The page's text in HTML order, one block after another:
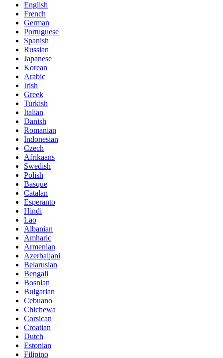
English
French
German
Portuguese
Spanish
Russian
Japanese
Korean
Arabic
Irish
Greek
Turkish
Italian
Danish
Romanian
Indonesian
Czech
Afrikaans
Swedish
Polish
Basque
Catalan
Esperanto
Hindi
Lao
Albanian
Amharic
Armenian
Azerbaijani
Belarusian
Bengali
Bosnian
Bulgarian
Cebuano
Chichewa
Corsican
Croatian
Dutch
Estonian
Filipino